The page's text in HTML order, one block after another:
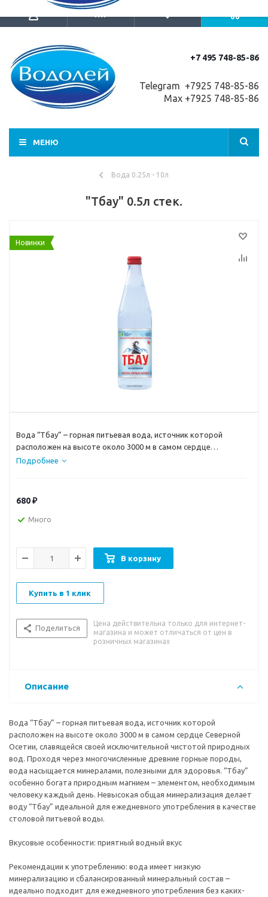
+7 495 748-85-86
Telegram +7925 748-85-86
Max +7925 748-85-86
МЕНЮ
Вода 0.25л - 10л
"Тбау" 0.5л стек.
Новинки
Вода “Тбау” – горная питьевая вода, источник которой
расположен на высоте около 3000 м в самом сердце
Северной Осетии, славящейся своей исключительной
Подробнее
680₽
Много
В корзину
Купить в 1 клик
Поделиться
Цена действительна только для интернет-
магазина и может отличаться от цен в
розничных магазинах
Описание
Вода “Тбау” – горная питьевая вода, источник которой
расположен на высоте около 3000 м в самом сердце Северной
Осетии, славящейся своей исключительной чистотой природных
вод. Проходя через многочисленные древние горные породы,
вода насыщается минералами, полезными для здоровья. “Тбау”
особенно богата природным магнием – элементом, необходимым
человеку каждый день. Невысокая общая минерализация делает
воду “Тбау” идеальной для ежедневного употребления в качестве
столовой питьевой воды.
Вкусовые особенности: приятный водный вкус
Рекомендации к употреблению: вода имеет низкую
минерализацию и сбалансированный минеральный состав –
идеально подходит для ежедневного употребления без каких-